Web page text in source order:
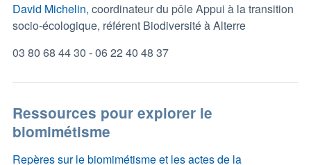
David Michelin, coordinateur du pôle Appui à la transition
socio-écologique, référent Biodiversité à Alterre
03 80 68 44 30 - 06 22 40 48 37
Ressources pour explorer le
biomimétisme
Repères sur le biomimétisme et les actes de la